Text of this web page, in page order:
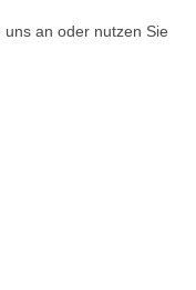
an oder nutzen Sie